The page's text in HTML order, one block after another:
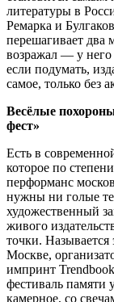
литературы в
Ремарка и
перешагивает
возражал — у
если подумать,
самое, только без
Весёлые
фест»
Есть в
которое по
перформанс
нужны ни голые
художественный
живого
точки.
Москве,
импринт
фестиваль памяти
камерное, со